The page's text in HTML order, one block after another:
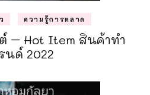
ความรู้การตลาด
– Hot Item สินค้าทำ
นด์ 2022